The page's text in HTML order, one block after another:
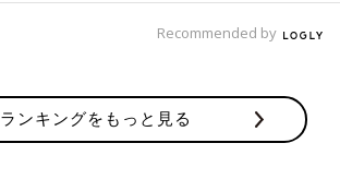
Recommended by
ランキングをもっと見る